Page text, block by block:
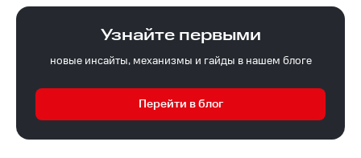
Узнайте первыми
новые инсайты, механизмы и гайды в нашем блоге
Перейти в блог